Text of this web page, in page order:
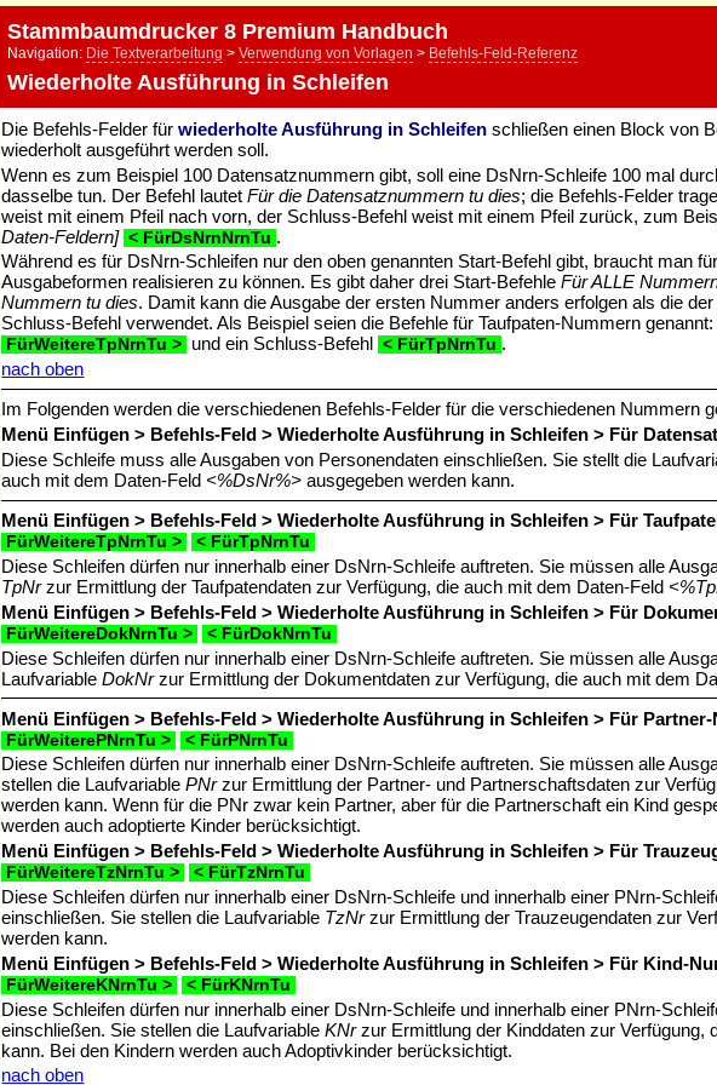
Stammbaumdrucker 8 Premium Handbuch
Navigation: Die Textverarbeitung >Verwendung von Vorlagen > Befehls-Feld-Referenz
Wiederholte Ausführung in Schleifen
Die Befehls-Felder fürwiederholte Ausführung in Schleifen schließen einen Block von
wiederholt ausgeführt werden soll.
Wenn es zum Beispiel 100 Datensatznummern gibt, soll eine DsNrn-Schleife 100 mal
dasselbe tun. Der Befehl lautetFür die Datensatznummern tu dies; die Befehls-Felder
weist mit einem Pfeil nach vorn, der Schluss-Befehl weist mit einem Pfeil zurück, zum
Daten-Feldern] < FürDsNrnNrnTu .
Während es für DsNrn-Schleifen nur den oben genannten Start-Befehl gibt, braucht man
Ausgabeformen realisieren zu können. Es gibt daher drei Start-BefehleFür ALLE
Nummern tu dies. Damit kann die Ausgabe der ersten Nummer anders erfolgen als die
Schluss-Befehl verwendet. Als Beispiel seien die Befehle für Taufpaten-Nummern
FürWeitereTpNrnTu > und ein Schluss-Befehl < FürTpNrnTu .
nach oben
Im Folgenden werden die verschiedenen Befehls-Felder für die verschiedenen Nummern
Menü Einfügen > Befehls-Feld > Wiederholte Ausführung in Schleifen > Für
Diese Schleife muss alle Ausgaben von Personendaten einschließen. Sie stellt die
auch mit dem Daten-Feld <%DsNr%> ausgegeben werden kann.
Menü Einfügen > Befehls-Feld > Wiederholte Ausführung in Schleifen > Für
FürWeitereTpNrnTu >
< FürTpNrnTu
Diese Schleifen dürfen nur innerhalb einer DsNrn-Schleife auftreten. Sie müssen alle
TpNrzur Ermittlung der Taufpatendaten zur Verfügung, die auch mit dem Daten-Feld
Menü Einfügen > Befehls-Feld > Wiederholte Ausführung in Schleifen > Für
FürWeitereDokNrnTu >
< FürDokNrnTu
Diese Schleifen dürfen nur innerhalb einer DsNrn-Schleife auftreten. Sie müssen alle
LaufvariableDokNrzur Ermittlung der Dokumentdaten zur Verfügung, die auch mit dem
Menü Einfügen > Befehls-Feld > Wiederholte Ausführung in Schleifen > Für
FürWeiterePNrnTu >
< FürPNrnTu
Diese Schleifen dürfen nur innerhalb einer DsNrn-Schleife auftreten. Sie müssen alle
stellen die LaufvariablePNrzur Ermittlung der Partner- und Partnerschaftsdaten zur
werden kann. Wenn für die PNr zwar kein Partner, aber für die Partnerschaft ein Kind
werden auch adoptierte Kinder berücksichtigt.
Menü Einfügen > Befehls-Feld > Wiederholte Ausführung in Schleifen > Für
FürWeitereTzNrnTu >
< FürTzNrnTu
Diese Schleifen dürfen nur innerhalb einer DsNrn-Schleife und innerhalb einer PNrn-
einschließen. Sie stellen die Laufvariable TzNrzur Ermittlung der Trauzeugendaten zur
werden kann.
Menü Einfügen > Befehls-Feld > Wiederholte Ausführung in Schleifen > Für Kind-
FürWeitereKNrnTu >
< FürKNrnTu
Diese Schleifen dürfen nur innerhalb einer DsNrn-Schleife und innerhalb einer PNrn-
einschließen. Sie stellen die LaufvariableKNrzur Ermittlung der Kinddaten zur Verfügung,
kann. Bei den Kindern werden auch Adoptivkinder berücksichtigt.
nach oben